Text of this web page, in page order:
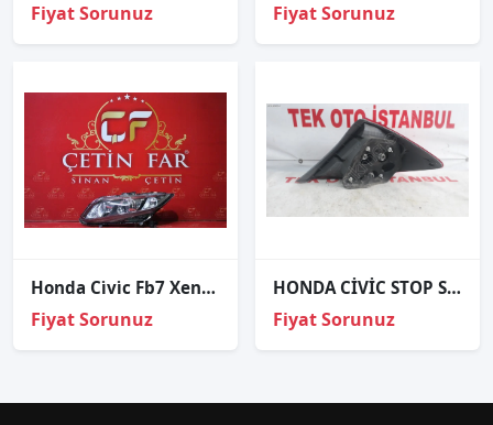
Fiyat Sorunuz Fiyat Sorunuz
Honda Ci̇vi̇c Fb7 Xenon Sol Far Sıfır İthal 2012-2015
Fiyat Sorunuz
HONDA CİVİC STOP SOL 2012-
Fiyat Sorunuz